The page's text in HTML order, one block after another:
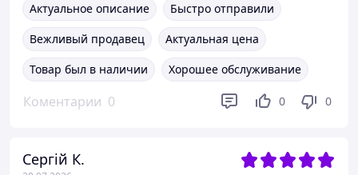
Актуальное описание
Быстро отправили
Вежливый продавец
Актуальная цена
Товар был в наличии
Хорошее обслуживание
Коментарии 0 0 0
Сергій К.